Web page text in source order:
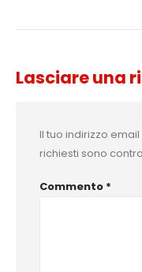
Lasciare una
Il tuo indirizzo
richiesti sono
Commento *